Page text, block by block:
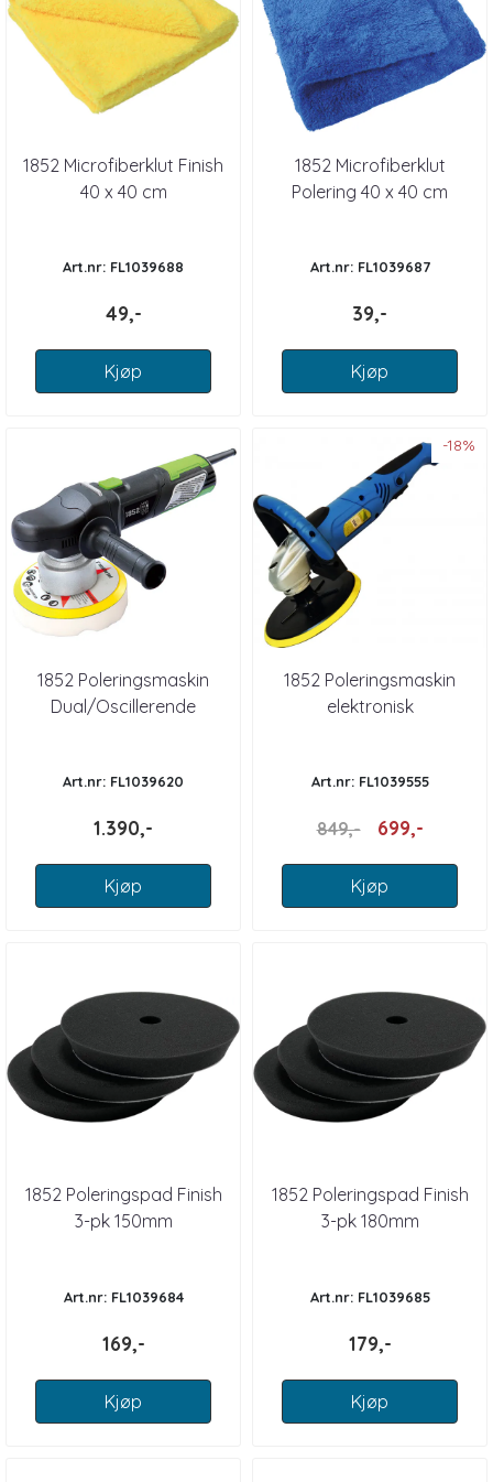
1852 Microfiberklut Finish
40 x 40 cm
Art.nr: FL1039688
49,-
Kjøp
1852 Microfiberklut
Polering 40 x 40 cm
Art.nr: FL1039687
39,-
Kjøp
1852 Poleringsmaskin
Dual/Oscillerende
Art.nr: FL1039620
1.390,-
Kjøp
-18%
1852 Poleringsmaskin
elektronisk
Art.nr: FL1039555
849,- 699,-
Kjøp
1852 Poleringspad Finish
3-pk 150mm
Art.nr: FL1039684
169,-
Kjøp
1852 Poleringspad Finish
3-pk 180mm
Art.nr: FL1039685
179,-
Kjøp